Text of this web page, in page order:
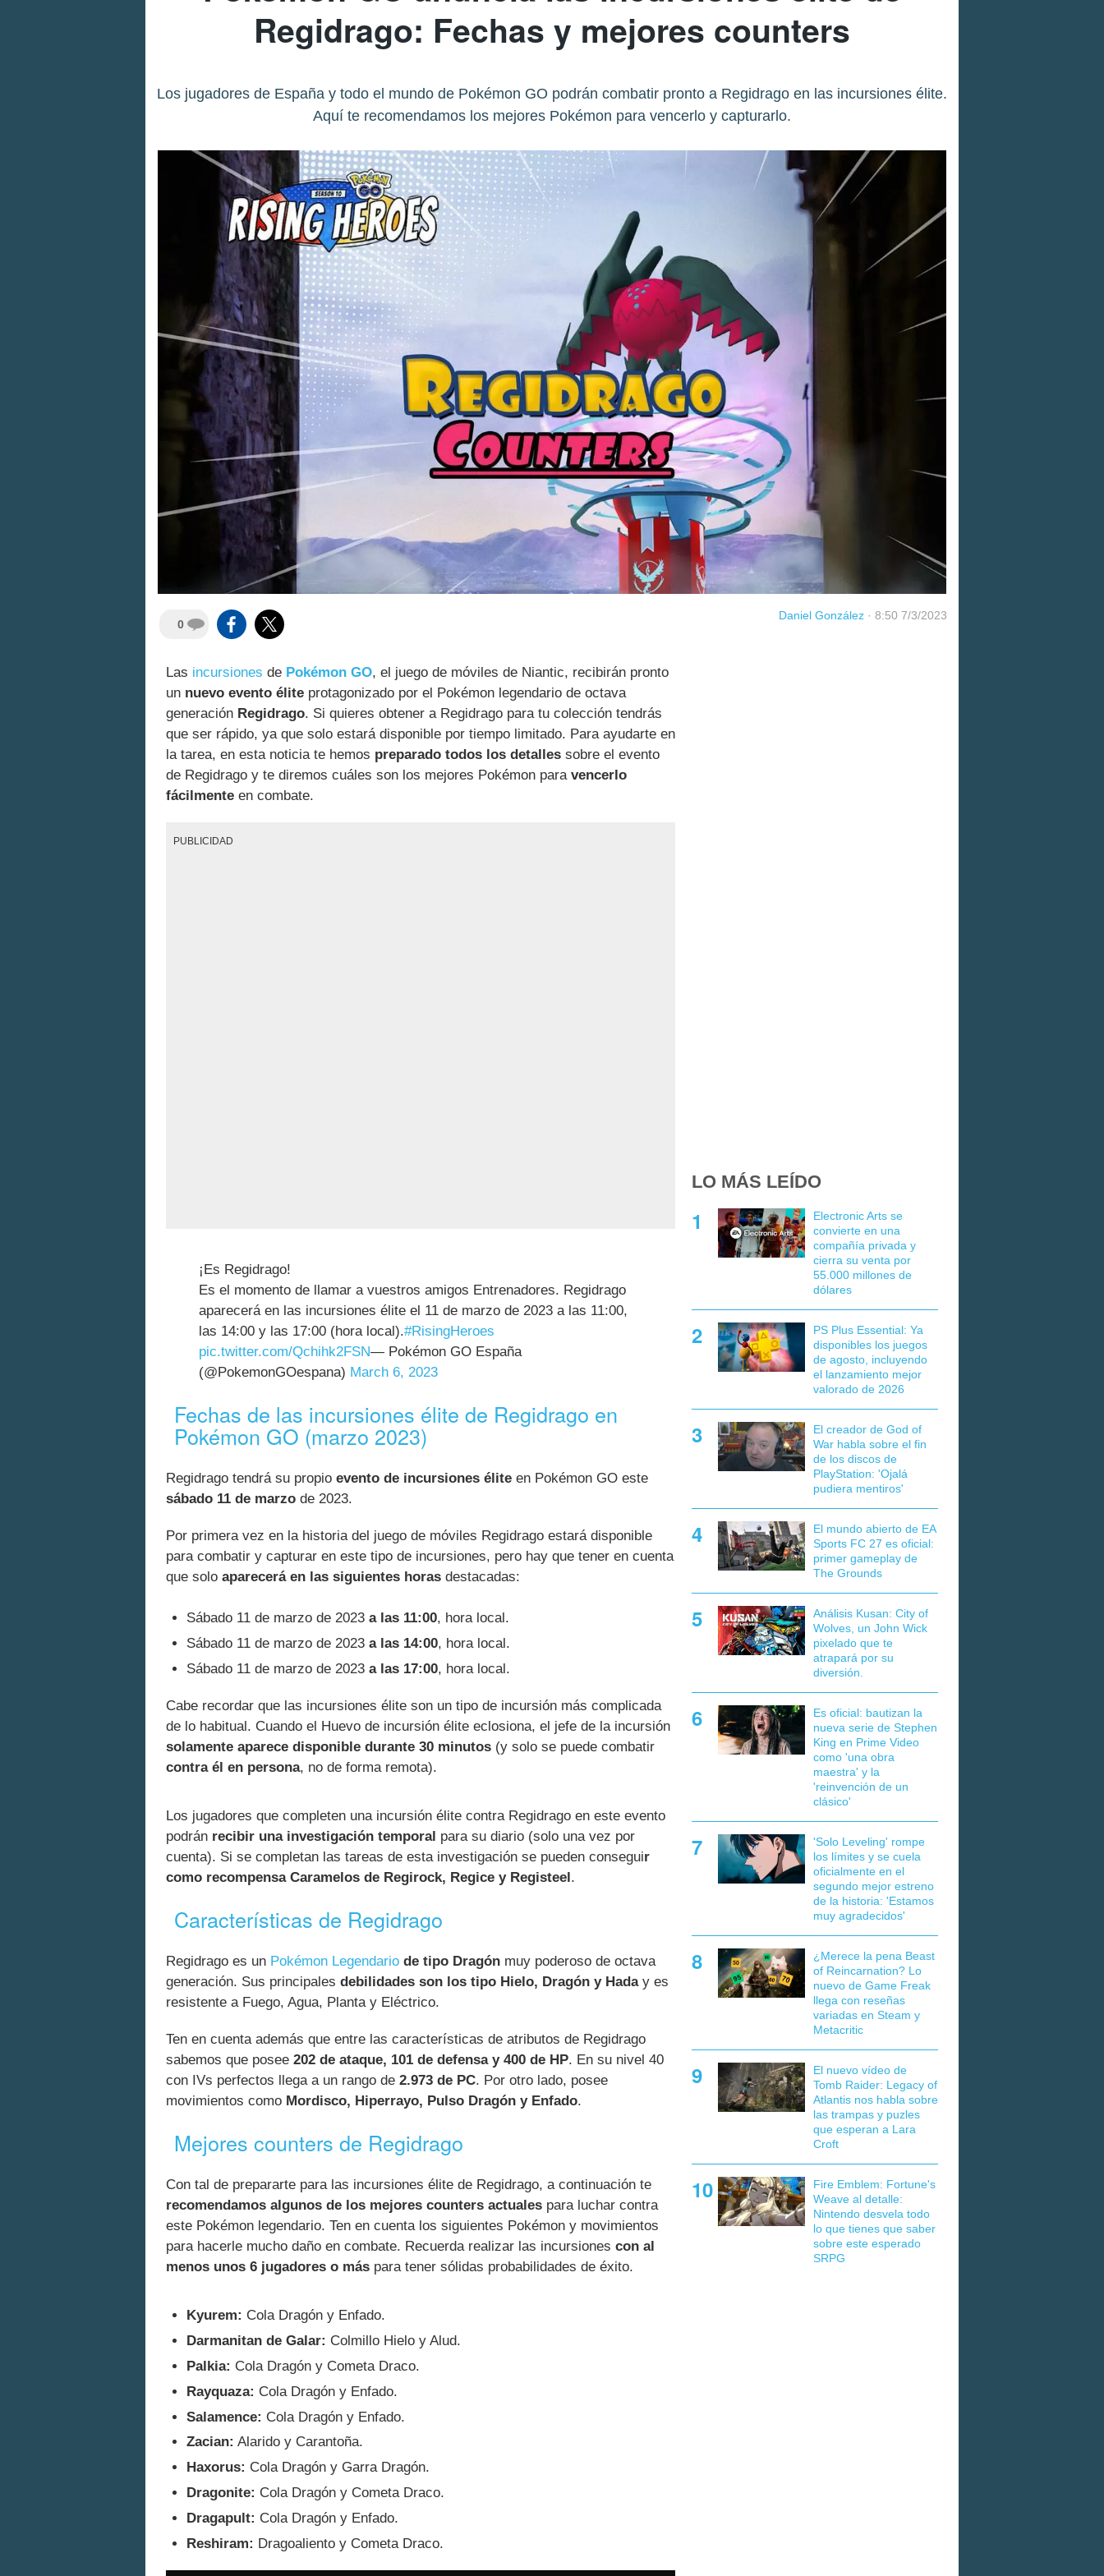
Regidrago: Fechas y mejores counters
Los jugadores de España y todo el mundo de Pokémon GO podrán combatir pronto a Regidrago en las incursiones élite.
Aquí te recomendamos los mejores Pokémon para vencerlo y capturarlo.
0
Daniel González · 8:50 7/3/2023
Las incursiones de Pokémon GO, el juego de móviles de Niantic, recibirán pronto
un nuevo evento élite protagonizado por el Pokémon legendario de octava
generación Regidrago. Si quieres obtener a Regidrago para tu colección tendrás
que ser rápido, ya que solo estará disponible por tiempo limitado. Para ayudarte en
la tarea, en esta noticia te hemos preparado todos los detalles sobre el evento
de Regidrago y te diremos cuáles son los mejores Pokémon para vencerlo
fácilmente en combate.
PUBLICIDAD
¡Es Regidrago!
Es el momento de llamar a vuestros amigos Entrenadores. Regidrago
aparecerá en las incursiones élite el 11 de marzo de 2023 a las 11:00,
las 14:00 y las 17:00 (hora local).#RisingHeroes
pic.twitter.com/Qchihk2FSN— Pokémon GO España
(@PokemonGOespana) March 6, 2023
Fechas de las incursiones élite de Regidrago en
Pokémon GO (marzo 2023)
Regidrago tendrá su propio evento de incursiones élite en Pokémon GO este
sábado 11 de marzo de 2023.
Por primera vez en la historia del juego de móviles Regidrago estará disponible
para combatir y capturar en este tipo de incursiones, pero hay que tener en cuenta
que solo aparecerá en las siguientes horas destacadas:
Sábado 11 de marzo de 2023 a las 11:00, hora local.
Sábado 11 de marzo de 2023 a las 14:00, hora local.
Sábado 11 de marzo de 2023 a las 17:00, hora local.
Cabe recordar que las incursiones élite son un tipo de incursión más complicada
de lo habitual. Cuando el Huevo de incursión élite eclosiona, el jefe de la incursión
solamente aparece disponible durante 30 minutos (y solo se puede combatir
contra él en persona, no de forma remota).
Los jugadores que completen una incursión élite contra Regidrago en este evento
podrán recibir una investigación temporal para su diario (solo una vez por
cuenta). Si se completan las tareas de esta investigación se pueden conseguir
como recompensa Caramelos de Regirock, Regice y Registeel.
Características de Regidrago
Regidrago es un Pokémon Legendario de tipo Dragón muy poderoso de octava
generación. Sus principales debilidades son los tipo Hielo, Dragón y Haday es
resistente a Fuego, Agua, Planta y Eléctrico.
Ten en cuenta además que entre las características de atributos de Regidrago
sabemos que posee 202 de ataque, 101 de defensa y 400 de HP. En su nivel 40
con IVs perfectos llega a un rango de 2.973 de PC. Por otro lado, posee
movimientos como Mordisco, Hiperrayo, Pulso Dragón y Enfado.
Mejores counters de Regidrago
Con tal de prepararte para las incursiones élite de Regidrago, a continuación te
recomendamos algunos de los mejores counters actuales para luchar contra
este Pokémon legendario. Ten en cuenta los siguientes Pokémon y movimientos
para hacerle mucho daño en combate. Recuerda realizar las incursiones con al
menos unos 6 jugadores o más para tener sólidas probabilidades de éxito.
Kyurem: Cola Dragón y Enfado.
Darmanitan de Galar: Colmillo Hielo y Alud.
Palkia: Cola Dragón y Cometa Draco.
Rayquaza: Cola Dragón y Enfado.
Salamence: Cola Dragón y Enfado.
Zacian: Alarido y Carantoña.
Haxorus: Cola Dragón y Garra Dragón.
Dragonite: Cola Dragón y Cometa Draco.
Dragapult: Cola Dragón y Enfado.
Reshiram: Dragoaliento y Cometa Draco.
LO MÁS LEÍDO
Electronic Arts se
convierte en una
compañía privada y
cierra su venta por
55.000 millones de
dólares
PS Plus Essential: Ya
disponibles los juegos
de agosto, incluyendo
el lanzamiento mejor
valorado de 2026
El creador de God of
War habla sobre el fin
de los discos de
PlayStation: 'Ojalá
pudiera mentiros'
El mundo abierto de EA
Sports FC 27 es oficial:
primer gameplay de
The Grounds
Análisis Kusan: City of
Wolves, un John Wick
pixelado que te
atrapará por su
diversión.
Es oficial: bautizan la
nueva serie de Stephen
King en Prime Video
como 'una obra
maestra' y la
'reinvención de un
clásico'
'Solo Leveling' rompe
los límites y se cuela
oficialmente en el
segundo mejor estreno
de la historia: 'Estamos
muy agradecidos'
¿Merece la pena Beast
of Reincarnation? Lo
nuevo de Game Freak
llega con reseñas
variadas en Steam y
Metacritic
El nuevo vídeo de
Tomb Raider: Legacy of
Atlantis nos habla sobre
las trampas y puzles
que esperan a Lara
Croft
Fire Emblem: Fortune's
Weave al detalle:
Nintendo desvela todo
lo que tienes que saber
sobre este esperado
SRPG